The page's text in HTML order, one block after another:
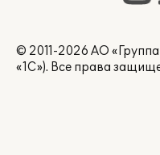
© 2011-2026 АО
«1С»). Все права